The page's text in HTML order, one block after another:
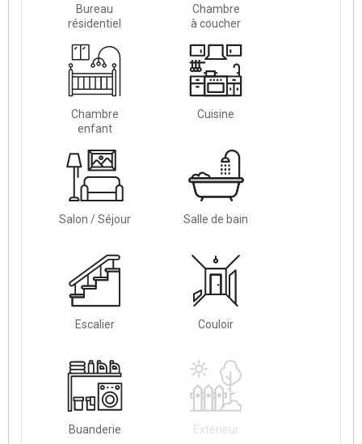
Bureau
résidentiel
Chambre
à coucher
Chambre
enfant
Cuisine
Salon / Séjour Salle de bain
Escalier Couloir
Buanderie Extérieur